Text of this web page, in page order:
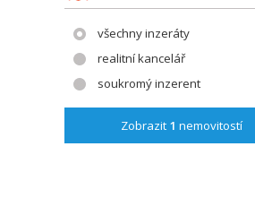
všechny inzeráty
realitní kancelář
soukromý inzerent
Zobrazit 1 nemovitostí